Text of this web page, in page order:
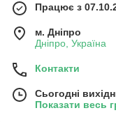
Працює з
м. Дніпро
Дніпро, Україна
Контакти
Сьогодні
Показати весь